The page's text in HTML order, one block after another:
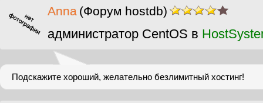
Anna (Форум hostdb)
администратор CentOS в
Подскажите хороший, желательно безлимитный хостинг!